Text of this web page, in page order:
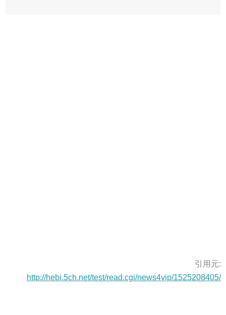
引用元:
http://hebi.5ch.net/test/read.cgi/news4vip/1525208405/